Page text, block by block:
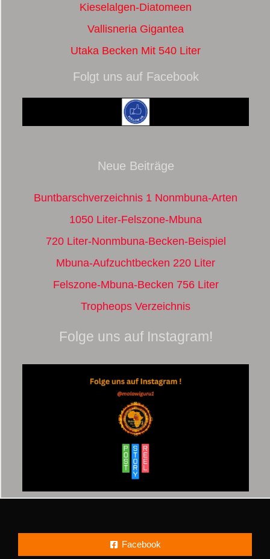
Kieselalgen-Diatomeen
Vallisneria Gigantea
Utaka Becken Mit 540 Liter
Folgt uns auf Facebook
Neue Beiträge
Buntbarschverzeichnis 1 Nonmbuna-Arten
1050 Liter-Felszone-Mbuna
720 Liter-Nonmbuna-Becken-Beispiel
Mbuna-Aufzuchtbecken 220 Liter
Felszone-Mbuna-Becken 756 Liter
Tropheops Verzeichnis
Folge uns auf Instagram!
Facebook